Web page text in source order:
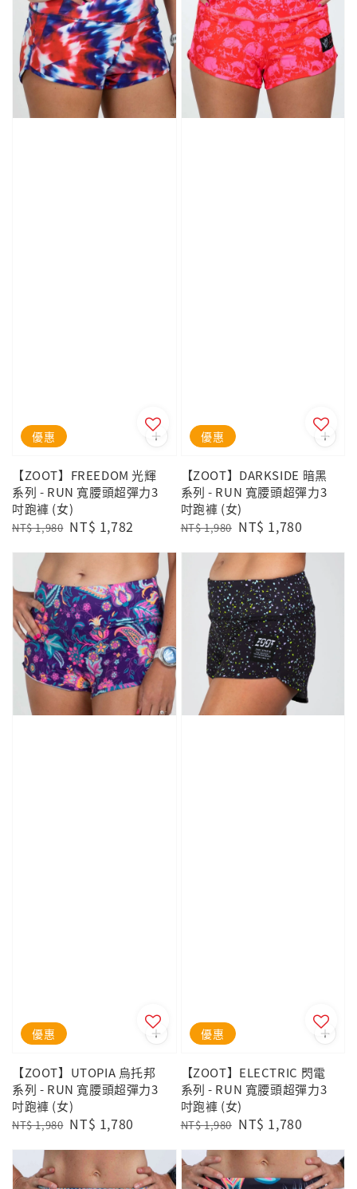
優惠
【ZOOT】FREEDOM 光輝
系列 - RUN 寬腰頭超彈力3
吋跑褲 (女)
Regular
NT$ 1,980 Sale
NT$ 1,782
優惠
【ZOOT】DARKSIDE 暗黑
系列 - RUN 寬腰頭超彈力3
吋跑褲 (女)
Regular
NT$ 1,980 Sale
NT$ 1,780
優惠
【ZOOT】UTOPIA 烏托邦
系列 - RUN 寬腰頭超彈力3
吋跑褲 (女)
Regular
NT$ 1,980 Sale
NT$ 1,780
優惠
【ZOOT】ELECTRIC 閃電
系列 - RUN 寬腰頭超彈力3
吋跑褲 (女)
Regular
NT$ 1,980 Sale
NT$ 1,780